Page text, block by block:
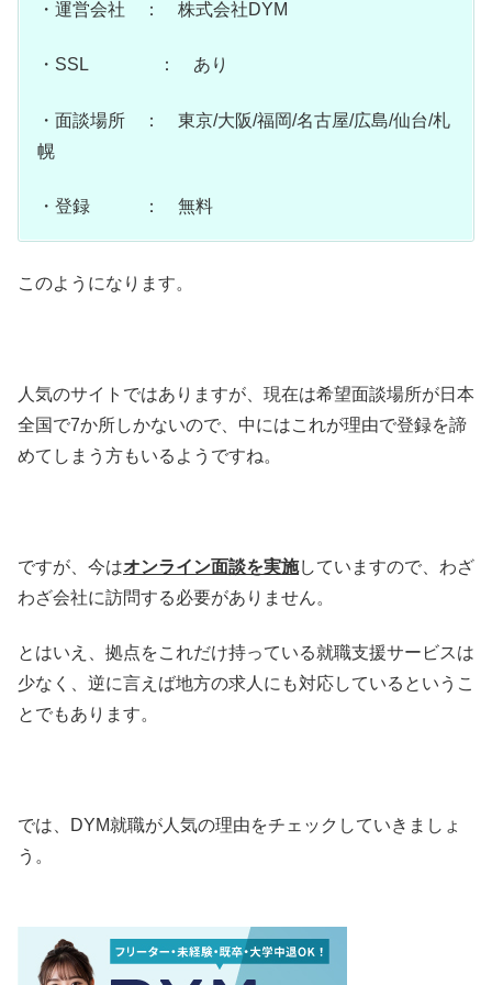
・運営会社 ： 株式会社DYM
・SSL ： あり
・面談場所 ： 東京/大阪/福岡/名古屋/広島/仙台/札
幌
・登録 ： 無料
このようになります。
人気のサイトではありますが、現在は希望面談場所が日本
全国で7か所しかないので、中にはこれが理由で登録を諦
めてしまう方もいるようですね。
ですが、今はオンライン面談を実施していますので、わざ
わざ会社に訪問する必要がありません。
とはいえ、拠点をこれだけ持っている就職支援サービスは
少なく、逆に言えば地方の求人にも対応しているというこ
とでもあります。
では、DYM就職が人気の理由をチェックしていきましょ
う。